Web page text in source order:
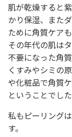
肌が乾燥すると
かり保湿、また
ために角質ケア
その年代の肌は
不要になった角
くすみやシミの
や化粧品で角質
ということでした
私もピーリング
す。